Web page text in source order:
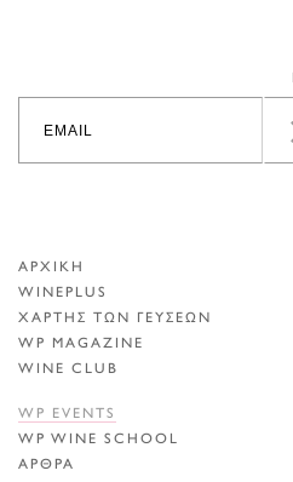
ΑΡΧΙΚΗ
WINEPLUS
ΧΑΡΤΗΣ ΤΩΝ ΓΕΥΣΕΩΝ
WP MAGAZINE
WINE CLUB
WP EVENTS
WP WINE SCHOOL
ΑΡΘΡΑ